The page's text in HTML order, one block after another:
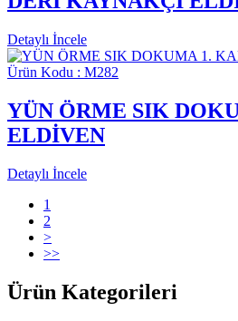
Detaylı İncele
Ürün Kodu : M282
YÜN ÖRME SIK
ELDİVEN
Detaylı İncele
1
2
>
>>
Ürün Kategorileri